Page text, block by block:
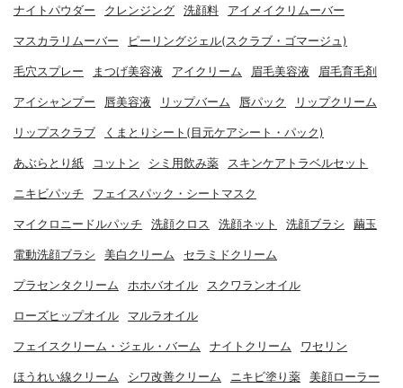
ナイトパウダー クレンジング 洗顔料 アイメイクリムーバー
マスカラリムーバー ピーリングジェル(スクラブ・ゴマージュ)
毛穴スプレー まつげ美容液 アイクリーム 眉毛美容液 眉毛育毛剤
アイシャンプー 唇美容液 リップバーム 唇パック リップクリーム
リップスクラブ くまとりシート(目元ケアシート・パック)
あぶらとり紙 コットン シミ用飲み薬 スキンケアトラベルセット
ニキビパッチ フェイスパック・シートマスク
マイクロニードルパッチ 洗顔クロス 洗顔ネット 洗顔ブラシ 繭玉
電動洗顔ブラシ 美白クリーム セラミドクリーム
プラセンタクリーム ホホバオイル スクワランオイル
ローズヒップオイル マルラオイル
フェイスクリーム・ジェル・バーム ナイトクリーム ワセリン
ほうれい線クリーム シワ改善クリーム ニキビ塗り薬 美顔ローラー